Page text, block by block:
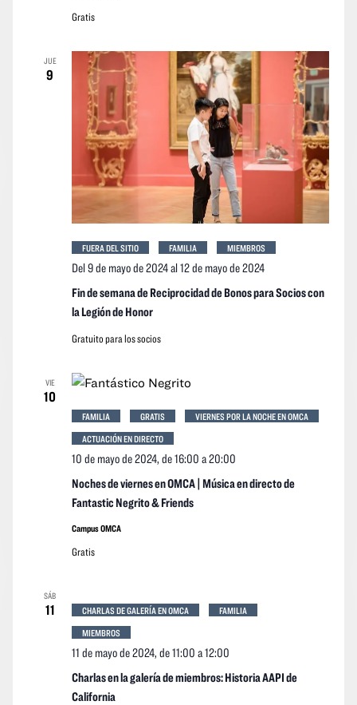
Gratis
JUE
9
Fin de semana de Reciprocidad de Bonos para Socios con
la Legión de Honor
Del 9 de mayo de 2024al12 de mayo de 2024
FUERA DEL SITIO FAMILIA MIEMBROS
Gratuito para los socios
VIE
10
Noches de viernes en OMCA | Música en directo de
Fantastic Negrito & Friends
10 de mayo de 2024, de 16:00 a20:00
FAMILIA GRATIS
VIERNES POR LA NOCHE EN OMCA
ACTUACIÓN EN DIRECTO
Campus OMCA
Gratis
SÁB
11
Charlas en la galería de miembros: Historia AAPI de
California
11 de mayo de 2024, de 11:00 a12:00
CHARLAS DE GALERÍA EN OMCA
FAMILIA
MIEMBROS